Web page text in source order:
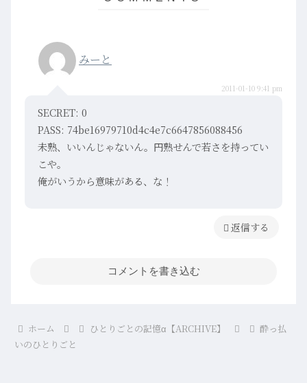
みーと
2011-01-10 9:41 pm
SECRET: 0
PASS: 74be16979710d4c4e7c6647856088456
未熟、いいんじゃないん。円熟せんで若さを持ってい
こや。
俺がいうから意味がある、な！
返信
コメントを書き込む
ホーム ひとりごとの記憶α【ARCHIVE】
酔っ払
いのひとりごと